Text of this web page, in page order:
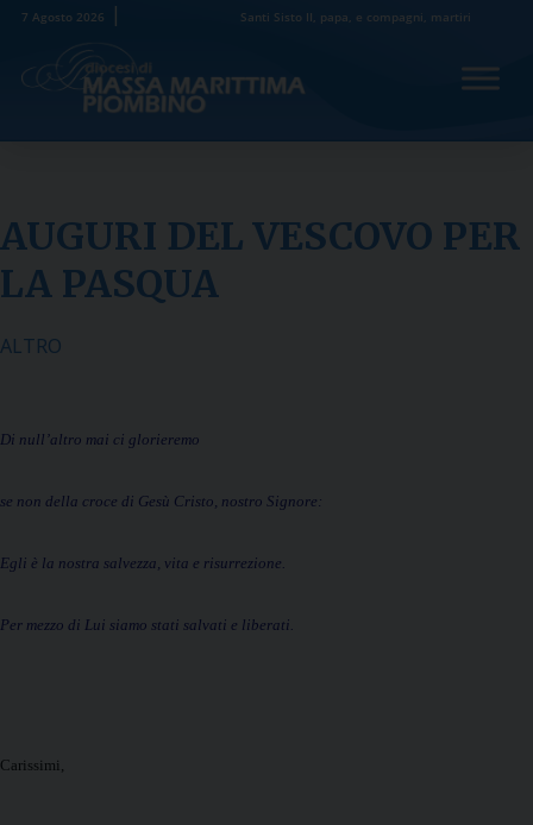
Skip
content
7 Agosto 2026 Santi Sisto II, papa, e compagni, martiri
AUGURI DEL VESCOVO PER
LA PASQUA
ALTRO
Di null’altro mai ci glorieremo
se non della croce di Gesù Cristo, nostro Signore:
Egli è la nostra salvezza, vita e risurrezione.
Per mezzo di Lui siamo stati salvati e liberati.
Carissimi,